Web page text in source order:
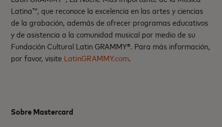
Latina™, que reconoce la excelencia en las artes y ciencias
de la grabación, además de ofrecer programas educativos
y de asistencia a la comunidad musical por medio de su
Fundación Cultural Latin GRAMMY®. Para más información,
por favor, visite LatinGRAMMY.com.
Sobre Mastercard